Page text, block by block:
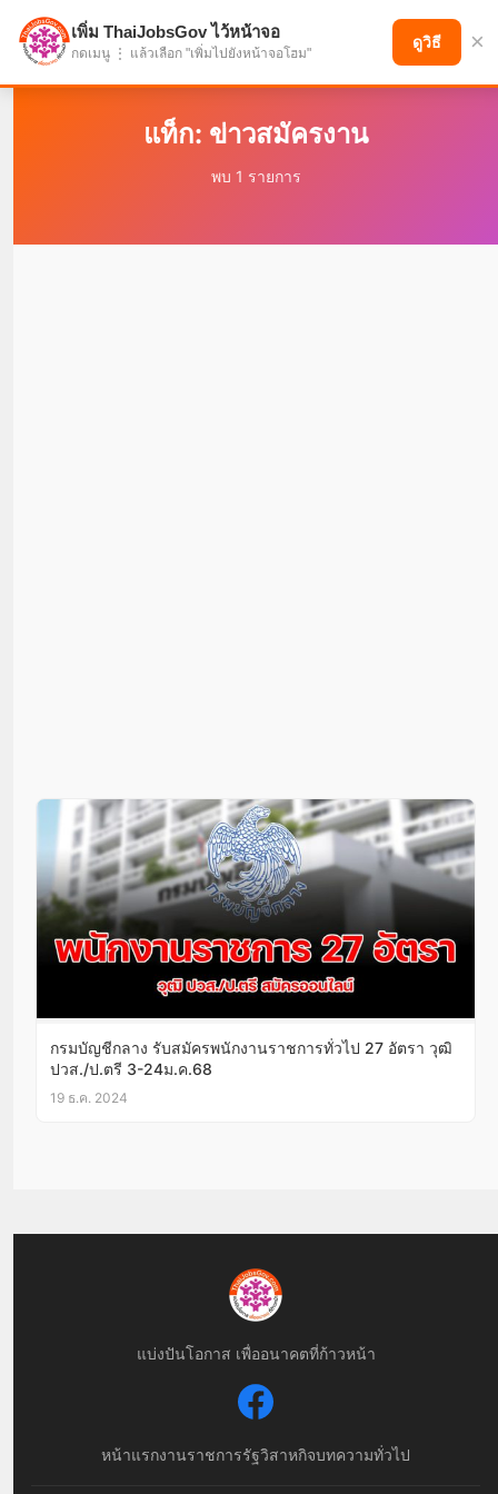
แบ่งปันโอกาส เพื่ออนาคตที่ก้าวหน้า
แท็ก: ข่าวสมัครงาน
พบ 1 รายการ
กรมบัญชีกลาง รับสมัครพนักงานราชการทั่วไป 27 อัตรา วุฒิ
ปวส./ป.ตรี 3-24ม.ค.68
19 ธ.ค. 2024
แบ่งปันโอกาส เพื่ออนาคตที่ก้าวหน้า
หน้าแรกงานราชการรัฐวิสาหกิจบทความทั่วไป
เพิ่ม ThaiJobsGov ไว้หน้าจอ
กดเมนู ⋮ แล้วเลือก "เพิ่มไปยังหน้าจอโฮม"
ดูวิธี ×